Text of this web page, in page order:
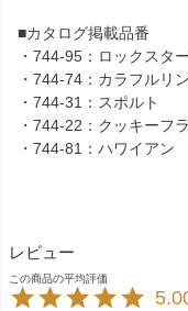
■カタログ掲載品番
・744-95：ロックスタ
・744-74：カラフルリ
・744-31：スポルト
・744-22：クッキーフ
・744-81：ハワイアン
レビュー